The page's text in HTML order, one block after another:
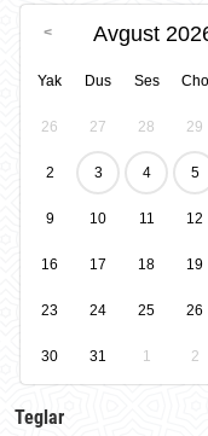
Avgust
Yak Dus Ses Cho
26 27 28 29
2 3 4 5
9 10 11 12
16 17 18 19
23 24 25 26
30 31 1 2
Teglar